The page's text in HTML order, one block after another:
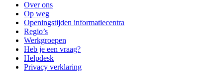
Over ons
Op weg
Openingstijden informatiecentra
Regio’s
Werkgroepen
Heb je een vraag?
Helpdesk
Privacy verklaring